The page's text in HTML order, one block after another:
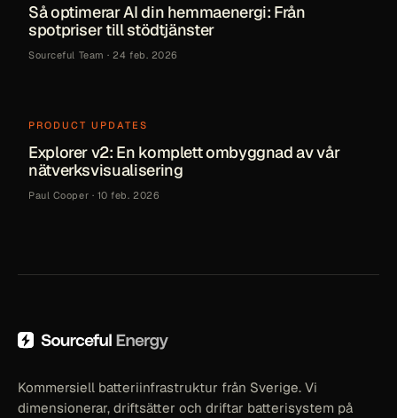
Så optimerar AI din hemmaenergi: Från
spotpriser till stödtjänster
Sourceful Team · 24 feb. 2026
PRODUCT UPDATES
Explorer v2: En komplett ombyggnad av vår
nätverksvisualisering
Paul Cooper · 10 feb. 2026
Kommersiell batteriinfrastruktur från Sverige. Vi
dimensionerar, driftsätter och driftar batterisystem på